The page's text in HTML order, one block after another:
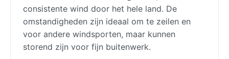
consistente wind door het hele land. De
omstandigheden zijn ideaal om te zeilen en
voor andere windsporten, maar kunnen
storend zijn voor fijn buitenwerk.